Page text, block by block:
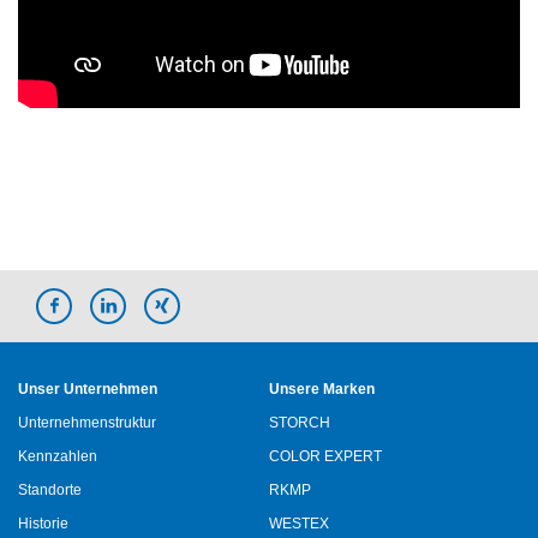
Unser Unternehmen
Unternehmenstruktur
Kennzahlen
Standorte
Historie
Unsere Marken
STORCH
COLOR EXPERT
RKMP
WESTEX